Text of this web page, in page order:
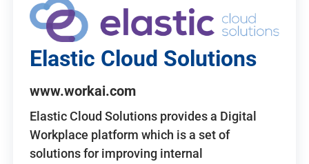
Elastic Cloud Solutions
www.workai.com
Elastic Cloud Solutions provides a Digital
Workplace platform which is a set of
solutions for improving internal